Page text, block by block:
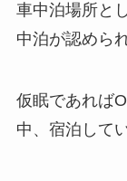
車中泊場所と
中泊が認めら
仮眠であれば
中、宿泊して